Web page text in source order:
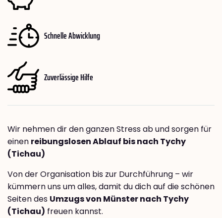
Schnelle Abwicklung
Zuverlässige Hilfe
Wir nehmen dir den ganzen Stress ab und sorgen für
einen reibungslosen Ablauf bis nach Tychy
(Tichau)
Von der Organisation bis zur Durchführung – wir
kümmern uns um alles, damit du dich auf die schönen
Seiten des Umzugs von Münster nach Tychy
(Tichau) freuen kannst.